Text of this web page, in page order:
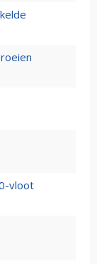
vloot